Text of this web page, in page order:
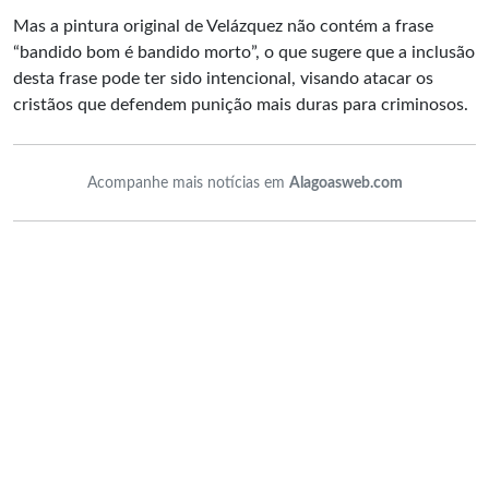
Mas a pintura original de Velázquez não contém a frase
“bandido bom é bandido morto”, o que sugere que a inclusão
desta frase pode ter sido intencional, visando atacar os
cristãos que defendem punição mais duras para criminosos.
Acompanhe mais notícias em Alagoasweb.com